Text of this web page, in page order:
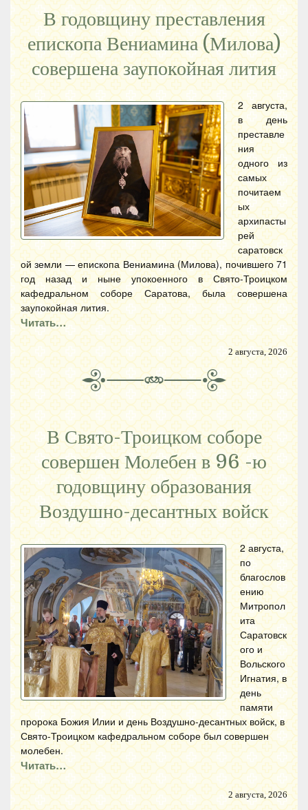
В годовщину преставления
епископа Вениамина (Милова)
совершена заупокойная лития
2 августа,
в день
преставле
ния
одного из
самых
почитаем
ых
архипасты
рей
саратовск
ой земли — епископа Вениамина (Милова), почившего 71
год назад и ныне упокоенного в Свято-Троицком
кафедральном соборе Саратова, была совершена
заупокойная лития.
Читать…
2 августа, 2026
В Свято-Троицком соборе
совершен Молебен в 96 -ю
годовщину образования
Воздушно-десантных войск
2 августа,
по
благослов
ению
Митропол
ита
Саратовск
ого и
Вольского
Игнатия, в
день
памяти
пророка Божия Илии и день Воздушно-десантных войск, в
Свято-Троицком кафедральном соборе был совершен
молебен.
Читать…
2 августа, 2026